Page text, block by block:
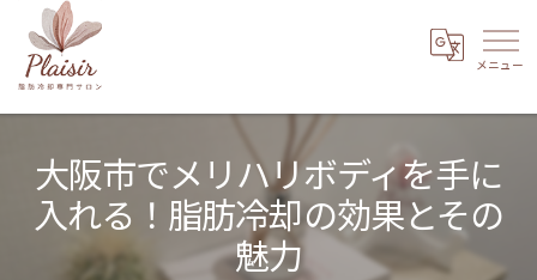
大阪市でメリハリボディを手に
入れる！脂肪冷却の効果とその
魅力